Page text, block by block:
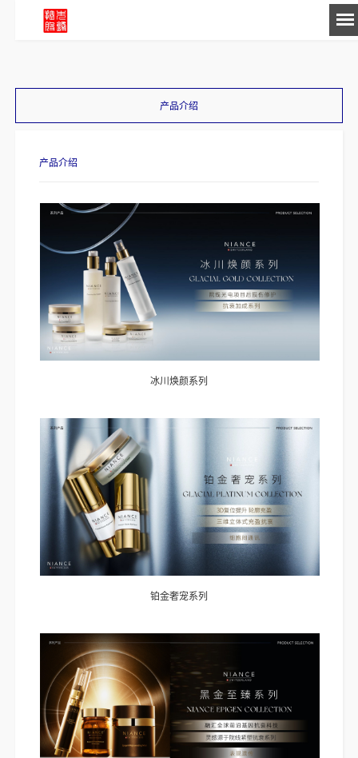
产品介绍
产品介绍
冰川焕颜系列
铂金奢宠系列